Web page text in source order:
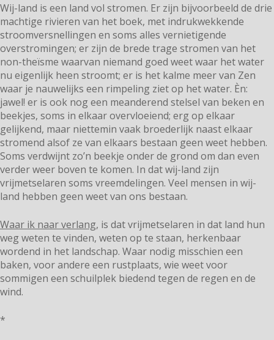
Wij-land is een land vol stromen. Er zijn bijvoorbeeld de drie
machtige rivieren van het boek, met indrukwekkende
stroomversnellingen en soms alles vernietigende
overstromingen; er zijn de brede trage stromen van het
non-theïsme waarvan niemand goed weet waar het water
nu eigenlijk heen stroomt; er is het kalme meer van Zen
waar je nauwelijks een rimpeling ziet op het water. Èn:
jawel! er is ook nog een meanderend stelsel van beken en
beekjes, soms in elkaar overvloeiend; erg op elkaar
gelijkend, maar niettemin vaak broederlijk naast elkaar
stromend alsof ze van elkaars bestaan geen weet hebben.
Soms verdwijnt zo’n beekje onder de grond om dan even
verder weer boven te komen. In dat wij-land zijn
vrijmetselaren soms vreemdelingen. Veel mensen in wij-
land hebben geen weet van ons bestaan.
Waar ik naar verlang, is dat vrijmetselaren in dat land hun
weg weten te vinden, weten op te staan, herkenbaar
wordend in het landschap. Waar nodig misschien een
baken, voor andere een rustplaats, wie weet voor
sommigen een schuilplek biedend tegen de regen en de
wind.
*